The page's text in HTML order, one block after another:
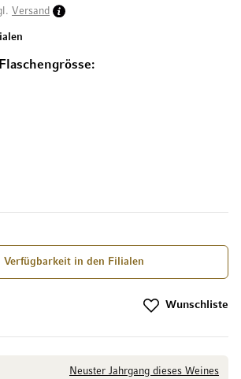
Neuster Jahrgang dieses Weines
Versand
Verfügbarkeit in den Filialen
Wunschliste